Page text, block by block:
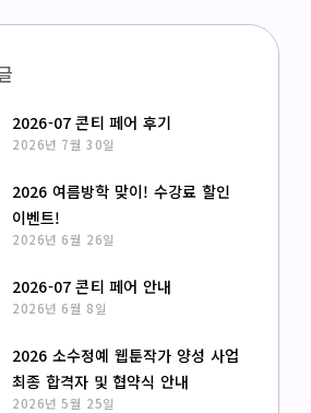
2026-07 콘티 페어 후기
2026년 7월 30일
2026 여름방학 맞이! 수강료 할인
이벤트!
2026년 6월 26일
2026-07 콘티 페어 안내
2026년 6월 8일
2026 소수정예 웹툰작가 양성 사업
최종 합격자 및 협약식 안내
2026년 5월 25일